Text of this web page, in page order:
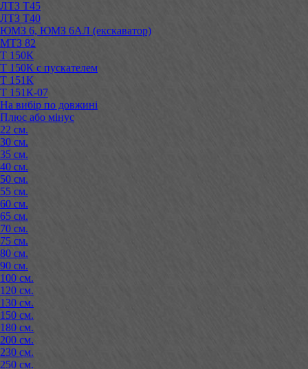
ЛТЗ Т45
ЛТЗ Т40
ЮМЗ 6, ЮМЗ 6АЛ (екскаватор)
МТЗ 82
Т 150К
Т 150К с пускателем
Т 151К
Т 151К-07
На вибір по довжині
Плюс або мінус
22 см.
30 см.
35 см.
40 см.
50 см.
55 см.
60 см.
65 см.
70 см.
75 см.
80 см.
90 см.
100 см.
120 см.
130 см.
150 см.
180 см.
200 см.
230 см.
250 см.